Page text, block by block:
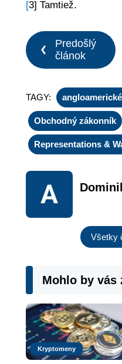
[3] Tamtiež.
Predošlý
článok
TAGY:
Obchodný zákonník
Representations &
Všetky
Mohlo by vás
Kryptomeny